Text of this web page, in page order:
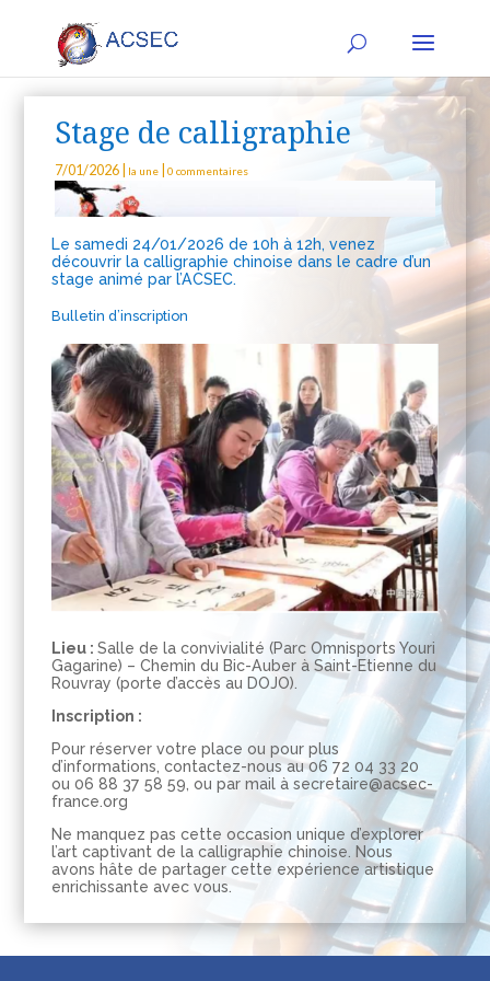
Stage de calligraphie
7/01/2026 la une |0 commentaires
Le samedi 24/01/2026 de 10h à 12h, venez
découvrir la calligraphie chinoise dans le cadre d’un
stage animé par l’ACSEC.
Bulletin d’inscription
Lieu :Salle de la convivialité (Parc Omnisports Youri
Gagarine) – Chemin du Bic-Auber à Saint-Etienne du
Rouvray (porte d’accès au DOJO).
Inscription :
Pour réserver votre place ou pour plus
d’informations, contactez-nous au 06 72 04 33 20
ou 06 88 37 58 59, ou par mail à secretaire@acsec-
france.org
Ne manquez pas cette occasion unique d’explorer
l’art captivant de la calligraphie chinoise. Nous
avons hâte de partager cette expérience artistique
enrichissante avec vous.